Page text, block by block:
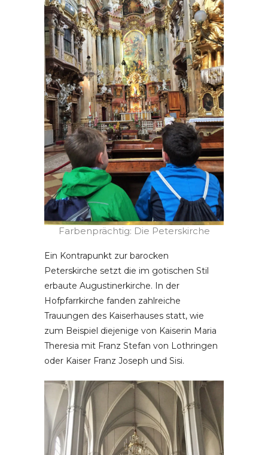
Farbenprächtig: Die Peterskirche
Ein Kontrapunkt zur barocken
Peterskirche setzt die im gotischen Stil
erbaute Augustinerkirche. In der
Hofpfarrkirche fanden zahlreiche
Trauungen des Kaiserhauses statt, wie
zum Beispiel diejenige von Kaiserin Maria
Theresia mit Franz Stefan von Lothringen
oder Kaiser Franz Joseph und Sisi.